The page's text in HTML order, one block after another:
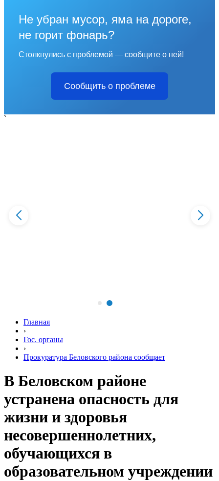
Не убран мусор, яма на дороге,
не горит фонарь?
Столкнулись с проблемой — сообщите о ней!
Сообщить о проблеме
`
Главная
›
Гос. органы
›
Прокуратура Беловского района сообщает
В Беловском районе
устранена опасность для
жизни и здоровья
несовершеннолетних,
обучающихся в
образовательном учреждении